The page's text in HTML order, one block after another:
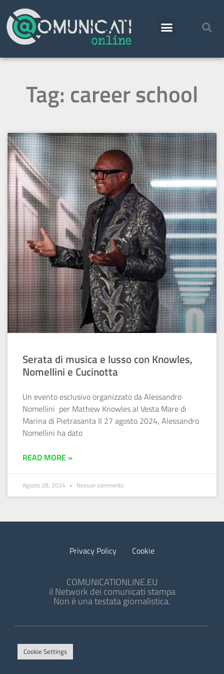
Tag: career school
Serata di musica e lusso con Knowles,
Nomellini e Cucinotta
Un evento esclusivo organizzato da Alessandro
Nomellini per Mathew Knowles al Vesta Mare di
Marina di Pietrasanta Il 27 agosto 2024, Alessandro
Nomellini ha dato
READ MORE »
Agosto 28, 2024 Nessun commento
Privacy Policy Cookie
COMUNICATIONLINE.EU
il Network dei comunicati stampa
Non è una testata giornalistica.
Cookie Settings